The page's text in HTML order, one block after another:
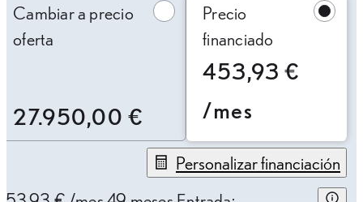
Cambiar a precio
oferta
27.950,00 €
Precio
financiado
453,93 €
/mes
Personalizar financiación